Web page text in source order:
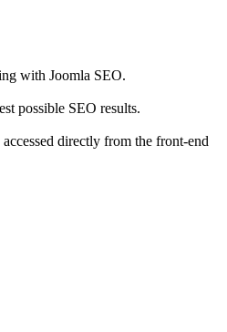
with Joomla SEO.
possible SEO results.
directly from the front-end